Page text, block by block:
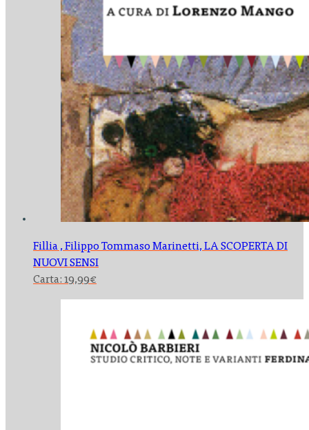
Fillia , Filippo Tommaso Marinetti,LA SCOPERTA DI
NUOVI SENSI
Carta: 19,99€